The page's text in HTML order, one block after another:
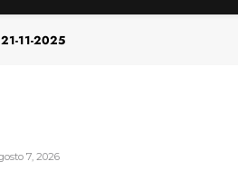
11-2025